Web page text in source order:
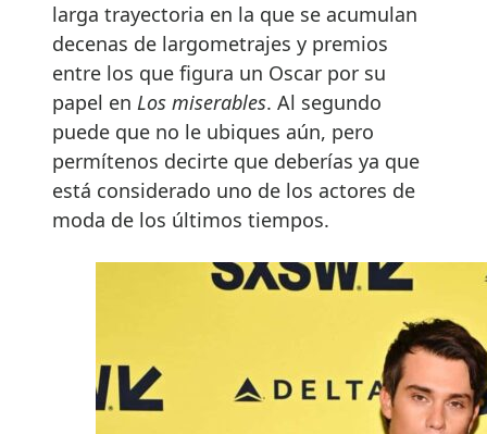
larga trayectoria en la que se acumulan
decenas de largometrajes y premios
entre los que figura un Oscar por su
papel en Los miserables. Al segundo
puede que no le ubiques aún, pero
permítenos decirte que deberías ya que
está considerado uno de los actores de
moda de los últimos tiempos.